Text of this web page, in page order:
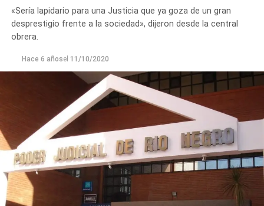
«Sería lapidario para una Justicia que ya goza de un gran
desprestigio frente a la sociedad», dijeron desde la central
obrera.
Hace 6 añosel 11/10/2020